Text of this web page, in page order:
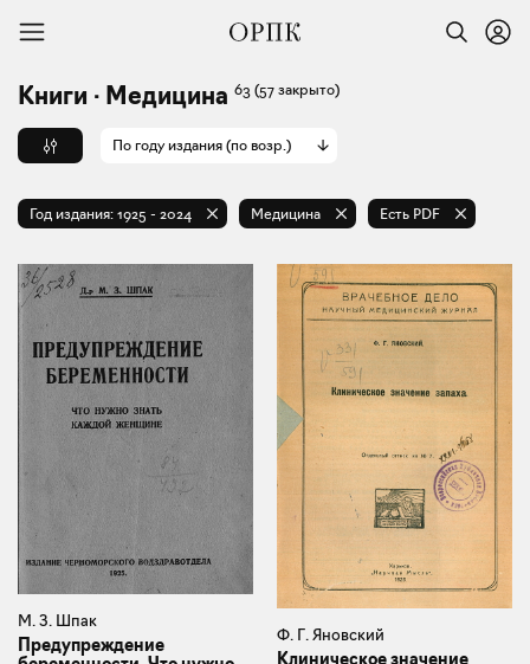
Книги · Медицина 63 (57 закрыто)
По году издания (по возр.)
Год издания: 1925 - 2024 Медицина Есть PDF
М. З. Шпак
Предупреждение
Ф. Г. Яновский
Клиническое значение